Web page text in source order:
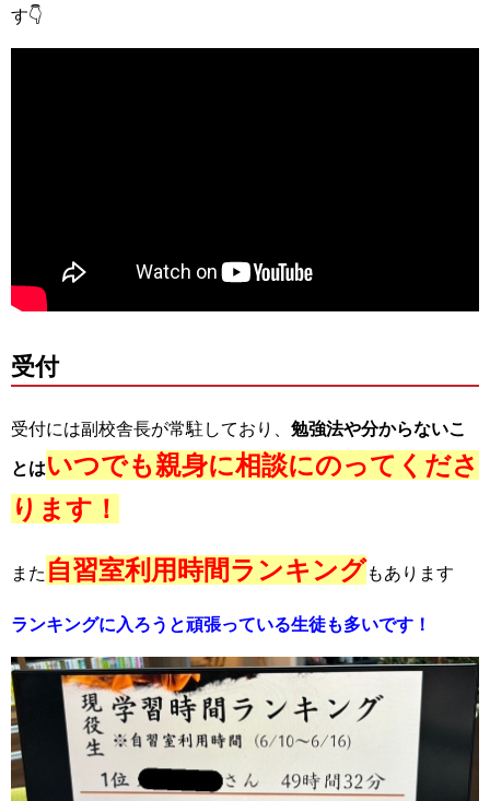
す👇
受付
受付には副校舎長が常駐しており、 勉強法や分からないこ
とはいつでも親身に相談にのってくださ
ります！
また 自習室利用時間ランキングもあります
ランキングに入ろうと頑張っている生徒も多いです！